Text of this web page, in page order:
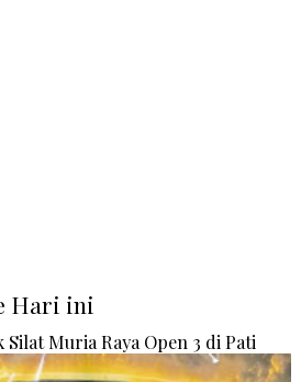
Hari ini
Silat Muria Raya Open 3 di Pati